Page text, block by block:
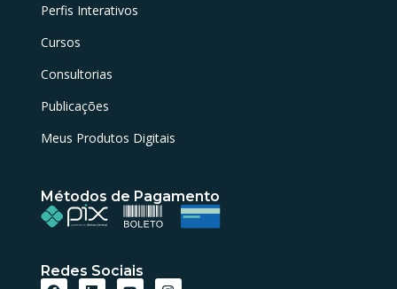
Perfis Interativos
Cursos
Consultorias
Publicações
Meus Produtos Digitais
Métodos de Pagamento
Redes Sociais